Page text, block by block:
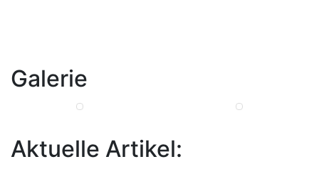
Galerie
Aktuelle Artikel: